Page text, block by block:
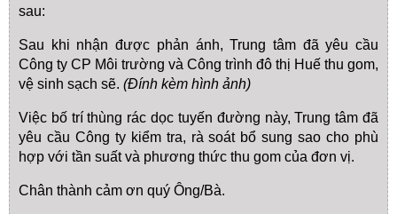
sau:
Sau khi nhận được phản ánh, Trung tâm đã yêu cầu
Công ty CP Môi trường và Công trình đô thị Huế thu gom,
vệ sinh sạch sẽ. (Đính kèm hình ảnh)
Việc bố trí thùng rác dọc tuyến đường này, Trung tâm đã
yêu cầu Công ty kiểm tra, rà soát bổ sung sao cho phù
hợp với tần suất và phương thức thu gom của đơn vị.
Chân thành cảm ơn quý Ông/Bà.